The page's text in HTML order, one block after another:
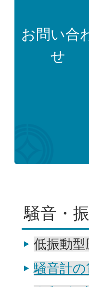
お問い合
せ
騒音・
低振動
騒音計